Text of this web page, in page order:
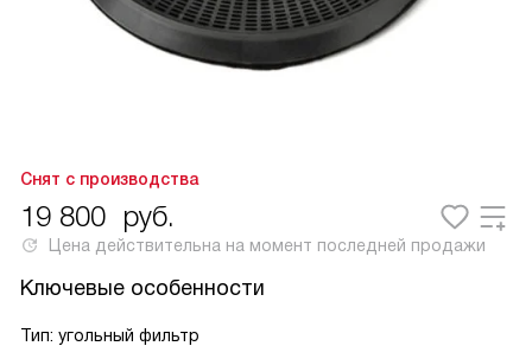
Снят с производства
19 800 руб.
Цена действительна на момент последней продажи
Ключевые особенности
Тип: угольный фильтр